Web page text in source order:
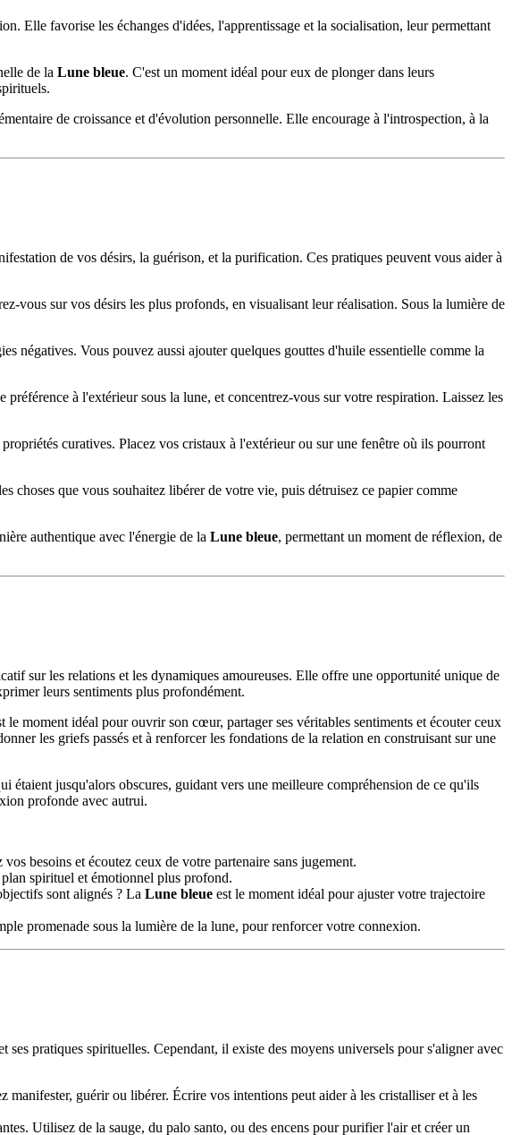
Elle favorise les échanges d'idées, l'apprentissage et la socialisation, leur permettant
de la Lune bleue. C'est un moment idéal pour eux de plonger dans leurs
de croissance et d'évolution personnelle. Elle encourage à l'introspection, à la
de vos désirs, la guérison, et la purification. Ces pratiques peuvent vous aider à
vous sur vos désirs les plus profonds, en visualisant leur réalisation. Sous la lumière de
négatives. Vous pouvez aussi ajouter quelques gouttes d'huile essentielle comme la
à l'extérieur sous la lune, et concentrez-vous sur votre respiration. Laissez les
curatives. Placez vos cristaux à l'extérieur ou sur une fenêtre où ils pourront
choses que vous souhaitez libérer de votre vie, puis détruisez ce papier comme
authentique avec l'énergie de la Lune bleue, permettant un moment de réflexion, de
sur les relations et les dynamiques amoureuses. Elle offre une opportunité unique de
leurs sentiments plus profondément.
moment idéal pour ouvrir son cœur, partager ses véritables sentiments et écouter ceux
les griefs passés et à renforcer les fondations de la relation en construisant sur une
étaient jusqu'alors obscures, guidant vers une meilleure compréhension de ce qu'ils
profonde avec autrui.
besoins et écoutez ceux de votre partenaire sans jugement.
spirituel et émotionnel plus profond.
sont alignés ? La Lune bleue est le moment idéal pour ajuster votre trajectoire
promenade sous la lumière de la lune, pour renforcer votre connexion.
pratiques spirituelles. Cependant, il existe des moyens universels pour s'aligner avec
manifester, guérir ou libérer. Écrire vos intentions peut aider à les cristalliser et à les
Utilisez de la sauge, du palo santo, ou des encens pour purifier l'air et créer un